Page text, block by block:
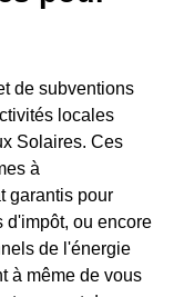
de subventions
locales
Solaires. Ces
à
garantis pour
d'impôt, ou encore
de l'énergie
à même de vous